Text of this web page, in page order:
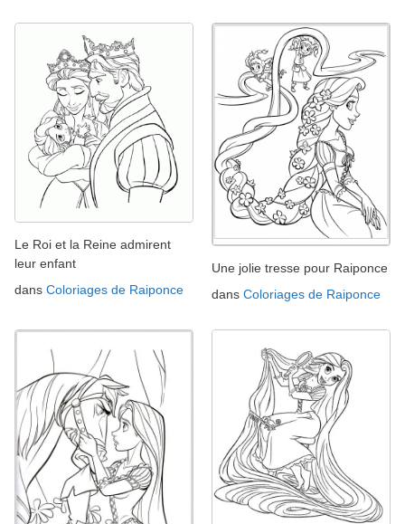
Le Roi et la Reine admirent
leur enfant
dans Coloriages de Raiponce
Une jolie tresse pour Raiponce
dans Coloriages de Raiponce